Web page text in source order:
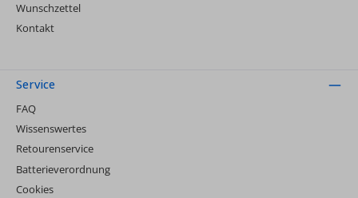
Wunschzettel
Kontakt
Service
FAQ
Wissenswertes
Retourenservice
Batterieverordnung
Cookies